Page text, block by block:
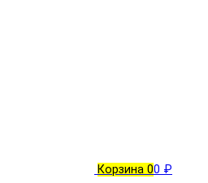
Корзина 00 ₽